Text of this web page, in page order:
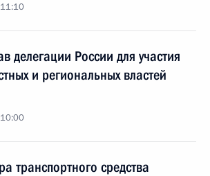
11:10
делегации России для участия
и региональных властей
10:00
транспортного средства